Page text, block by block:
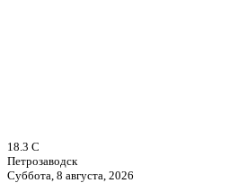
18.3 C
Петрозаводск
Суббота, 8 августа, 2026